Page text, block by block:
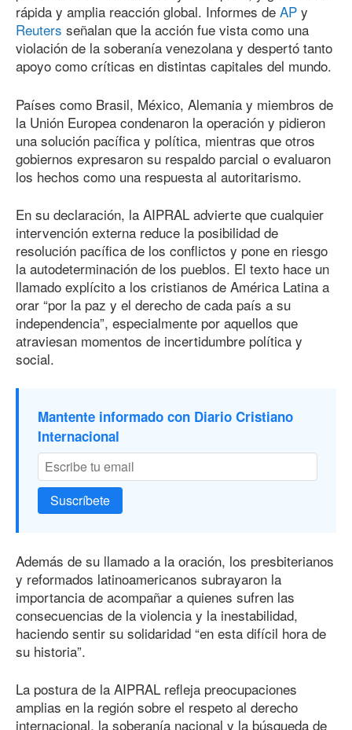
rápida y amplia reacción global. Informes de AP y
Reuters señalan que la acción fue vista como una
violación de la soberanía venezolana y despertó tanto
apoyo como críticas en distintas capitales del mundo.
Países como Brasil, México, Alemania y miembros de
la Unión Europea condenaron la operación y pidieron
una solución pacífica y política, mientras que otros
gobiernos expresaron su respaldo parcial o evaluaron
los hechos como una respuesta al autoritarismo.
En su declaración, la AIPRAL advierte que cualquier
intervención externa reduce la posibilidad de
resolución pacífica de los conflictos y pone en riesgo
la autodeterminación de los pueblos. El texto hace un
llamado explícito a los cristianos de América Latina a
orar “por la paz y el derecho de cada país a su
independencia”, especialmente por aquellos que
atraviesan momentos de incertidumbre política y
social.
Mantente informado con Diario Cristiano
Internacional
Suscríbete
Además de su llamado a la oración, los presbiterianos
y reformados latinoamericanos subrayaron la
importancia de acompañar a quienes sufren las
consecuencias de la violencia y la inestabilidad,
haciendo sentir su solidaridad “en esta difícil hora de
su historia”.
La postura de la AIPRAL refleja preocupaciones
amplias en la región sobre el respeto al derecho
internacional, la soberanía nacional y la búsqueda de